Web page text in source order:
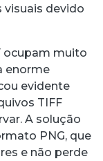
devido
ocupam muito
enorme
evidente
TIFF
A solução
PNG, que
e não perde